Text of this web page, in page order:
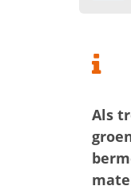
Als